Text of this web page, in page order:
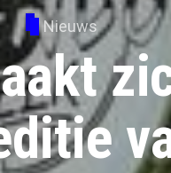
Nieuws